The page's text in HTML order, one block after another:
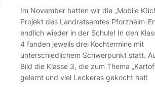
Im November hatten wir die „Mobile
Projekt des Landratsamtes Pforzheim-
endlich wieder in der Schule! In den
4 fanden jeweils drei Kochtermine mit
unterschiedlichem Schwerpunkt statt.
Bild die Klasse 3, die zum Thema
gelernt und viel Leckeres gekocht hat!